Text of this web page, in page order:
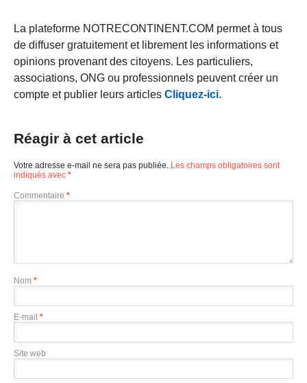
La plateforme NOTRECONTINENT.COM permet à tous
de diffuser gratuitement et librement les informations et
opinions provenant des citoyens. Les particuliers,
associations, ONG ou professionnels peuvent créer un
compte et publier leurs articles Cliquez-ici.
Réagir à cet article
Votre adresse e-mail ne sera pas publiée. Les champs obligatoires sont
indiqués avec *
Commentaire *
Nom *
E-mail *
Site web